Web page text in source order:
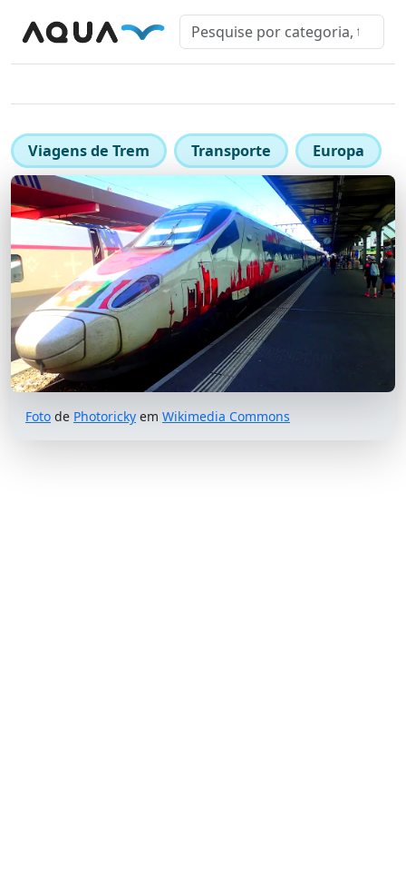
Viagens de Trem Transporte Europa
Foto de Photoricky em Wikimedia Commons